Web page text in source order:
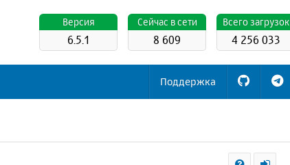
Всего загрузок
4 256 033
Cейчас в сети
8 609
Версия
6.5.1
Поддержка